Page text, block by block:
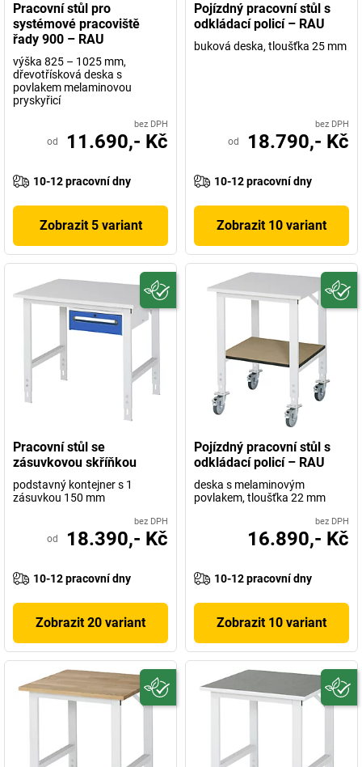
Pracovní stůl pro
systémové pracoviště
řady 900 – RAU
výška 825 – 1025 mm,
dřevotřísková deska s
povlakem melaminovou
pryskyřicí
bez DPH
od 11.690,- Kč
10-12 pracovní dny
Zobrazit 5 variant
Pojízdný pracovní stůl s
odkládací policí – RAU
buková deska, tloušťka 25 mm
bez DPH
od 18.790,- Kč
10-12 pracovní dny
Zobrazit 10 variant
Pracovní stůl se
zásuvkovou skříňkou
podstavný kontejner s 1
zásuvkou 150 mm
bez DPH
od 18.390,- Kč
10-12 pracovní dny
Zobrazit 20 variant
Pojízdný pracovní stůl s
odkládací policí – RAU
deska s melaminovým
povlakem, tloušťka 22 mm
bez DPH
16.890,- Kč
10-12 pracovní dny
Zobrazit 10 variant